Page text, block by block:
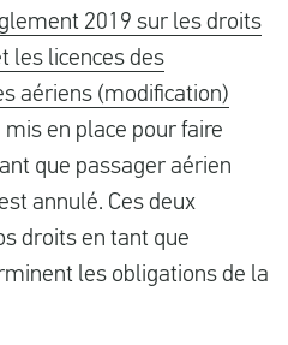
2019 sur les droits
les licences des
aériens (modification)
mis en place pour faire
que passager aérien
annulé. Ces deux
droits en tant que
les obligations de la